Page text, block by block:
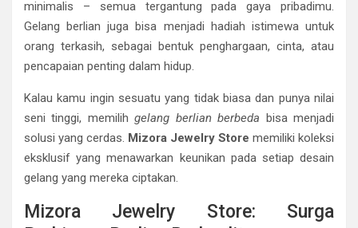
minimalis – semua tergantung pada gaya pribadimu.
Gelang berlian juga bisa menjadi hadiah istimewa untuk
orang terkasih, sebagai bentuk penghargaan, cinta, atau
pencapaian penting dalam hidup.
Kalau kamu ingin sesuatu yang tidak biasa dan punya nilai
seni tinggi, memilihgelang berlian berbeda bisa menjadi
solusi yang cerdas. Mizora Jewelry Store memiliki koleksi
eksklusif yang menawarkan keunikan pada setiap desain
gelang yang mereka ciptakan.
Mizora Jewelry Store: Surga